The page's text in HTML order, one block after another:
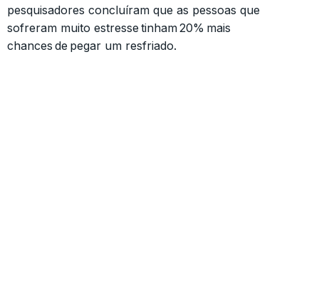
pesquisadores concluíram que as pessoas que
sofreram muito estresse tinham 20% mais
chances de pegar um resfriado.